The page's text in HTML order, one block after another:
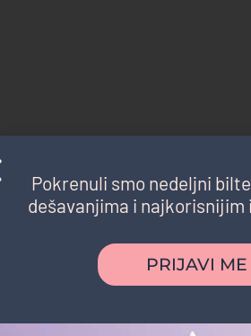
Pokrenuli smo nedeljni
dešavanjima i
PRIJAVI ME